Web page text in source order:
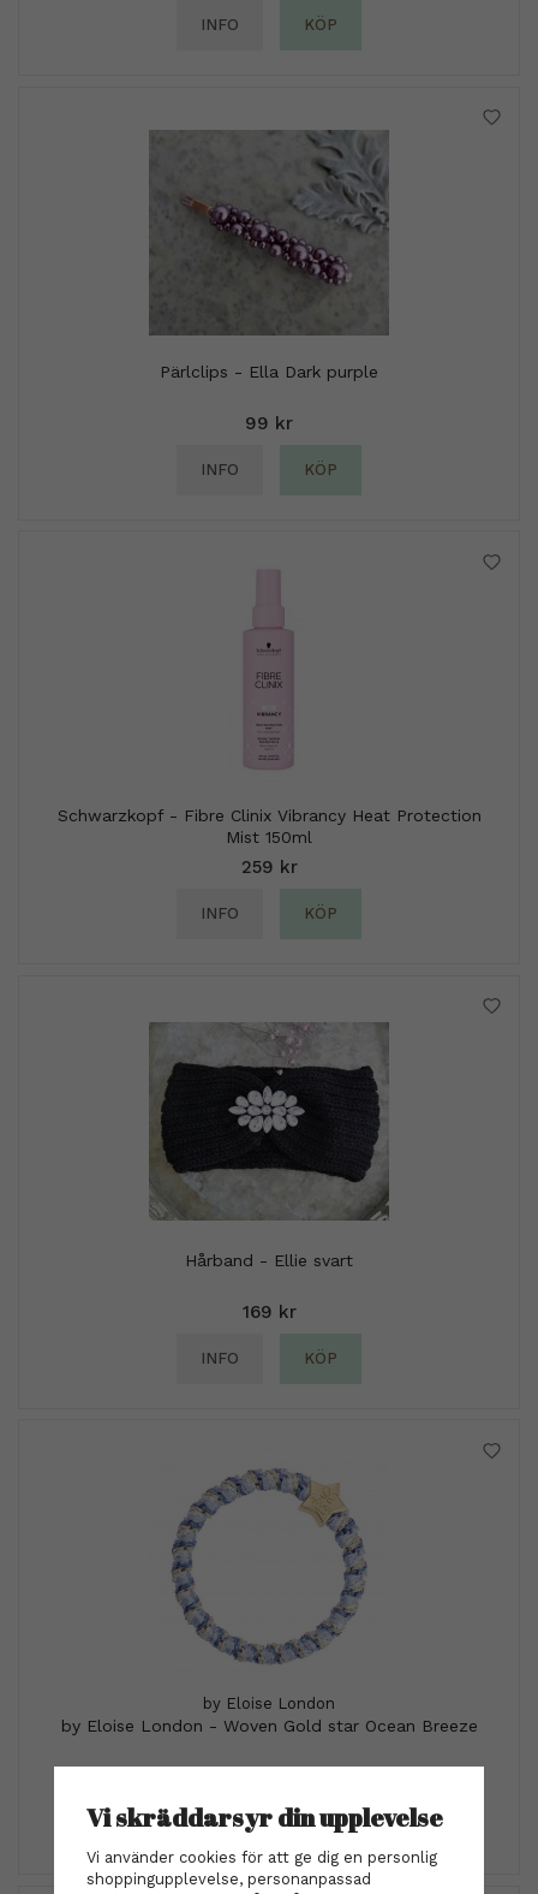
INFO KÖP
Pärlclips - Ella Dark purple
99 kr
INFO KÖP
Schwarzkopf - Fibre Clinix Vibrancy Heat Protection
Mist 150ml
259 kr
INFO KÖP
Hårband - Ellie svart
169 kr
INFO KÖP
by Eloise London
by Eloise London - Woven Gold star Ocean Breeze
INFO KÖP
Vi skräddarsyr din upplevelse
Vi använder cookies för att ge dig en personlig
shoppingupplevelse, personanpassad